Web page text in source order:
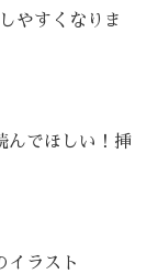
やすくなりま
んでほしい！挿
イラスト